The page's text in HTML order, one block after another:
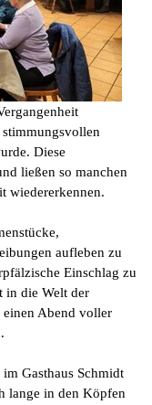
Diese
ließen so manchen
wiedererkennen.
aufleben zu
Einschlag zu
in die Welt der
Abend voller
Gasthaus Schmidt
lange in den Köpfen